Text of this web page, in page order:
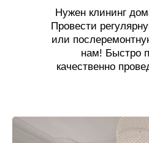
Нужен клининг
Провести
или
нам! Быстро
качественно